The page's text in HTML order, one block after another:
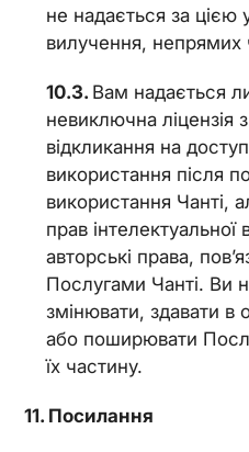
не надається за
вилучення, непрямих
Вам надається
невиключна ліцензія
відкликання на
використання після
використання Чанті,
прав інтелектуальної
авторські права,
Послугами Чанті. Ви
змінювати, здавати в
або поширювати
їх частину.
Посилання